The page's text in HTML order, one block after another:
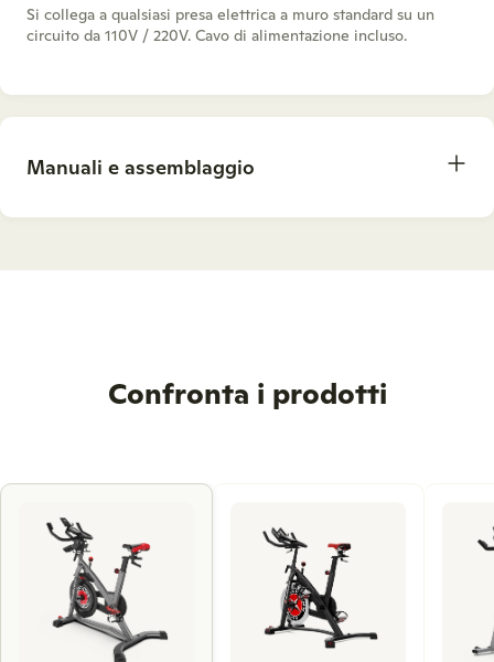
Si collega a qualsiasi presa elettrica a muro standard su un
circuito da 110V / 220V. Cavo di alimentazione incluso.
Manuali e assemblaggio
Confronta i prodotti
Use